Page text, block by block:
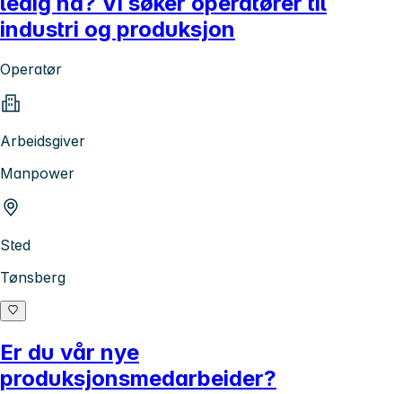
industri og produksjon
Operatør
Arbeidsgiver
Manpower
Sted
Tønsberg
Er du vår nye
produksjonsmedarbeider?